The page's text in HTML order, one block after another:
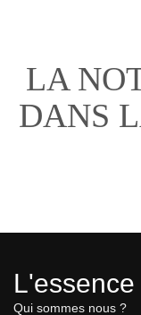
LA
DANS
Qui sommes nous ?